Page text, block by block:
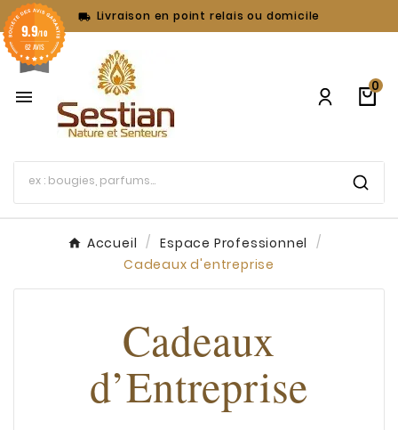
 Livraison en point relais ou domicile

0
Accueil
Espace Professionnel
Cadeaux d'entreprise
Cadeaux
d’Entreprise
9.9/10
62 AVIS